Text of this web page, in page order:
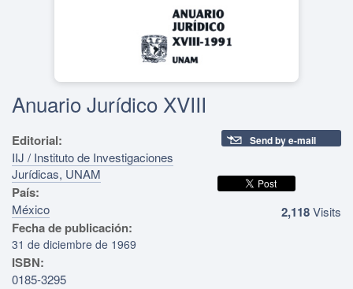
Anuario Jurídico XVIII
Editorial:
IIJ / Instituto de Investigaciones
Jurídicas, UNAM
País:
México
Fecha de publicación:
31 de diciembre de 1969
ISBN:
0185-3295
Send by e-mail
2,118Visits